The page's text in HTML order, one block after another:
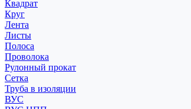
Квадрат
Круг
Лента
Листы
Полоса
Проволока
Рулонный прокат
Сетка
Труба в изоляции
ВУС